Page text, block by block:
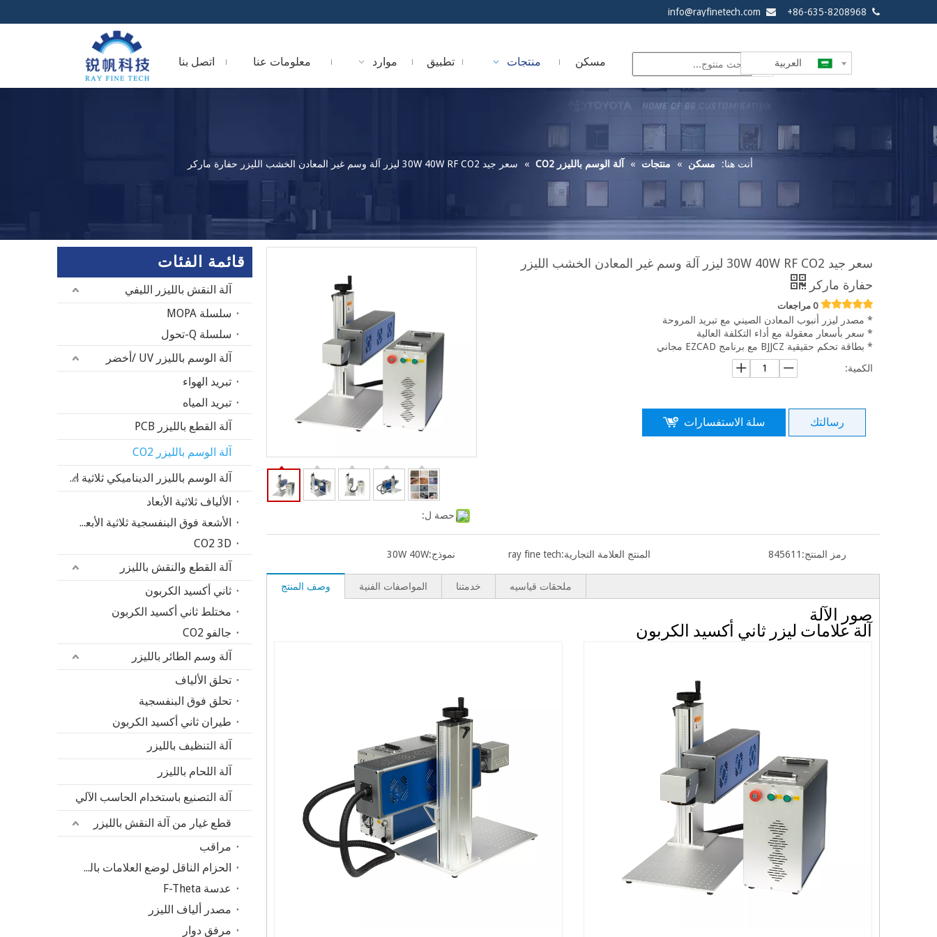

86-635-8208968+

info@rayfinetech.com
مسكن منتجات تطبيق موارد معلومات عنا اتصل بنا العربية
أنت هنا: مسكن » منتجات » آلة الوسم بالليزر CO2 » سعر جيد 30W 40W RF CO2 ليزر آلة وسم غير المعادن الخشب الليزر حفارة ماركر
قائمة الفئات
آلة النقش بالليزر الليفي
سلسلة MOPA
سلسلة Q-تحول
آلة الوسم بالليزر UV /أخضر
تبريد الهواء
تبريد المياه
آلة القطع بالليزر PCB
آلة الوسم بالليزر CO2
آلة الوسم بالليزر الديناميكي ثلاثية الأبعاد
الألياف ثلاثية الأبعاد
الأشعة فوق البنفسجية ثلاثية الأبعاد
CO2 3D
آلة القطع والنقش بالليزر
ثاني أكسيد الكربون
مختلط ثاني أكسيد الكربون
جالفو CO2
آلة وسم الطائر بالليزر
تحلق الألياف
تحلق فوق البنفسجية
طيران ثاني أكسيد الكربون
آلة التنظيف بالليزر
آلة اللحام بالليزر
آلة التصنيع باستخدام الحاسب الآلي
قطع غيار من آلة النقش بالليزر
مراقب
الحزام الناقل لوضع العلامات بالقلم على آلة الوسم بليزر الألياف
عدسة F-Theta
مصدر ألياف الليزر
مرفق دوار
حصة ل:
سعر جيد 30W 40W RF CO2 ليزر آلة وسم غير المعادن الخشب الليزر
حفارة ماركر
0 مراجعات
* مصدر ليزر أنبوب المعادن الصيني مع تبريد المروحة
* سعر بأسعار معقولة مع أداء التكلفة العالية
* بطاقة تحكم حقيقية BJJCZ مع برنامج EZCAD مجاني
الكمية:
رسالتك سلة الاستفسارات
نموذج:30W 40W المنتج العلامة التجارية:ray fine tech رمز المنتج: 845611
وصف المنتج المواصفات الفنية خدمتنا ملحقات قياسيه
صور الآلة
آلة علامات ليزر ثاني أكسيد الكربون